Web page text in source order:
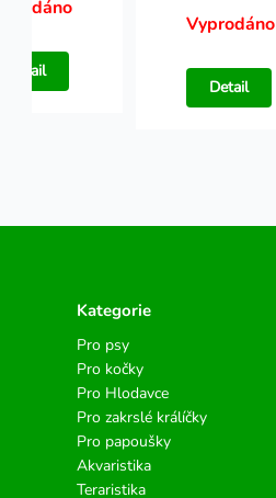
Detail
Vyprodáno
Detail
Kategorie
Pro psy
Pro kočky
Pro Hlodavce
Pro zakrslé králíčky
Pro papoušky
Akvaristika
Teraristika